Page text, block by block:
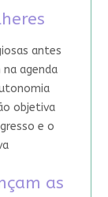
antes
na agenda
objetiva
e o
as